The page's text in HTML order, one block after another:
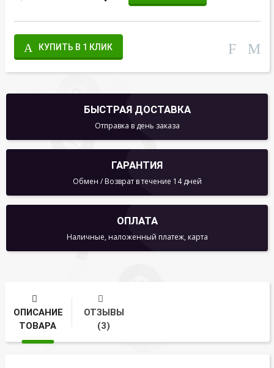
КУПИТЬ В 1 КЛИК
БЫСТРАЯ ДОСТАВКА
Отправка в день заказа
ГАРАНТИЯ
Обмен / Возврат в течение 14 дней
ОПЛАТА
Наличные, наложенный платеж, карта
ОПИСАНИЕ
ТОВАРА
ОТЗЫВЫ
(3)